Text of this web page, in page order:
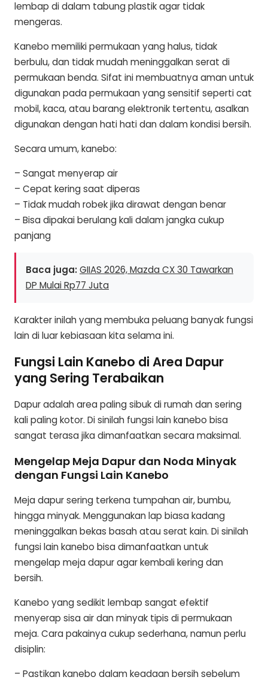
lembap di dalam tabung plastik agar tidak
mengeras.
Kanebo memiliki permukaan yang halus, tidak
berbulu, dan tidak mudah meninggalkan serat di
permukaan benda. Sifat ini membuatnya aman untuk
digunakan pada permukaan yang sensitif seperti cat
mobil, kaca, atau barang elektronik tertentu, asalkan
digunakan dengan hati hati dan dalam kondisi bersih.
Secara umum, kanebo:
– Sangat menyerap air
– Cepat kering saat diperas
– Tidak mudah robek jika dirawat dengan benar
– Bisa dipakai berulang kali dalam jangka cukup
panjang
Baca juga:GIIAS 2026, Mazda CX 30 Tawarkan
DP Mulai Rp77 Juta
Karakter inilah yang membuka peluang banyak fungsi
lain di luar kebiasaan kita selama ini.
Fungsi Lain Kanebo di Area Dapur
yang Sering Terabaikan
Dapur adalah area paling sibuk di rumah dan sering
kali paling kotor. Di sinilah fungsi lain kanebo bisa
sangat terasa jika dimanfaatkan secara maksimal.
Mengelap Meja Dapur dan Noda Minyak
dengan Fungsi Lain Kanebo
Meja dapur sering terkena tumpahan air, bumbu,
hingga minyak. Menggunakan lap biasa kadang
meninggalkan bekas basah atau serat kain. Di sinilah
fungsi lain kanebo bisa dimanfaatkan untuk
mengelap meja dapur agar kembali kering dan
bersih.
Kanebo yang sedikit lembap sangat efektif
menyerap sisa air dan minyak tipis di permukaan
meja. Cara pakainya cukup sederhana, namun perlu
disiplin:
– Pastikan kanebo dalam keadaan bersih sebelum